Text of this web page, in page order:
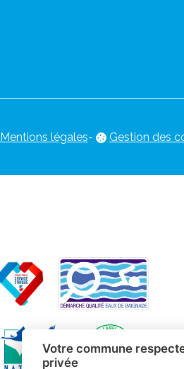
Mentions légales- Gestion des
Votre commune
privée